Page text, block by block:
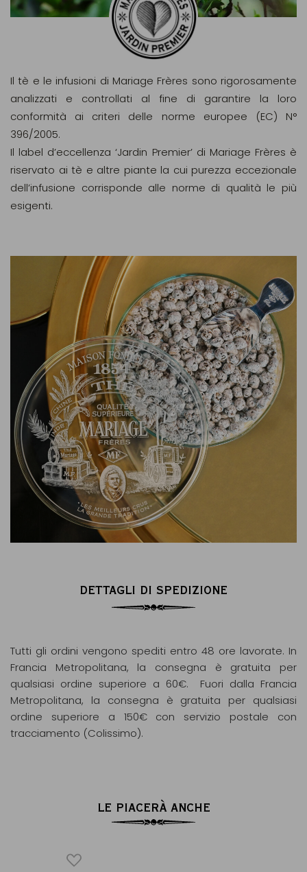
Il tè e le infusioni di Mariage Frères sono rigorosamente
analizzati e controllati al fine di garantire la loro
conformità ai criteri delle norme europee (EC) N°
396/2005.
Il label d’eccellenza ‘Jardin Premier’ di Mariage Frères è
riservato ai tè e altre piante la cui purezza eccezionale
dell’infusione corrisponde alle norme di qualità le più
esigenti.
DETTAGLI DI SPEDIZIONE
Tutti gli ordini vengono spediti entro 48 ore lavorate. In
Francia Metropolitana, la consegna è gratuita per
qualsiasi ordine superiore a 60€. Fuori dalla Francia
Metropolitana, la consegna è gratuita per qualsiasi
ordine superiore a 150€ con servizio postale con
tracciamento (Colissimo).
LE PIACERÀ ANCHE